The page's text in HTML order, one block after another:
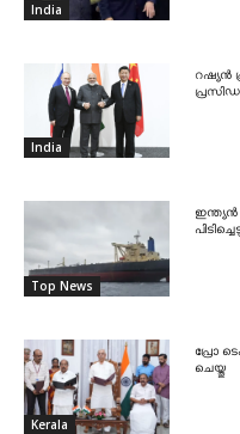
India
India
റഷ്യൻ
Top News
Kerala
പ്രോ
ചെയ്തു